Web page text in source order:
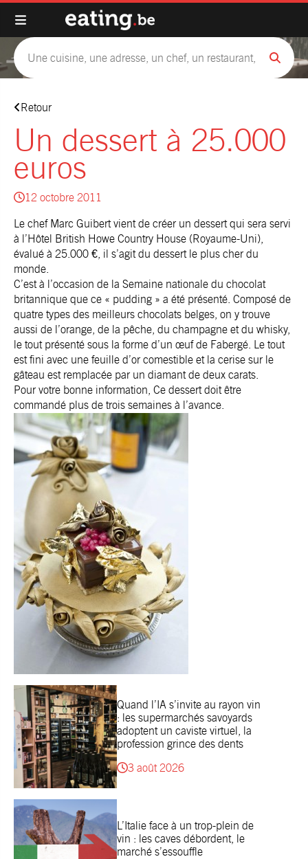
Retour
Un dessert à 25.000
euros
12 octobre 2011
Le chef Marc Guibert vient de créer un dessert qui sera servi
à l’Hôtel British Howe Country House (Royaume-Uni),
évalué à 25.000 €, il s’agit du dessert le plus cher du
monde.
C’est à l’occasion de la Semaine nationale du chocolat
britannique que ce « pudding » a été présenté. Composé de
quatre types des meilleurs chocolats belges, on y trouve
aussi de l’orange, de la pêche, du champagne et du whisky,
le tout présenté sous la forme d’un œuf de Fabergé. Le tout
est fini avec une feuille d’or comestible et la cerise sur le
gâteau est remplacée par un diamant de deux carats.
Pour votre bonne information, Ce dessert doit être
commandé plus de trois semaines à l’avance.
Quand l’IA s’invite au rayon vin
: les supermarchés savoyards
adoptent un caviste virtuel, la
profession grince des dents
3 août 2026
L’Italie face à un trop-plein de
vin : les caves débordent, le
marché s’essouffle